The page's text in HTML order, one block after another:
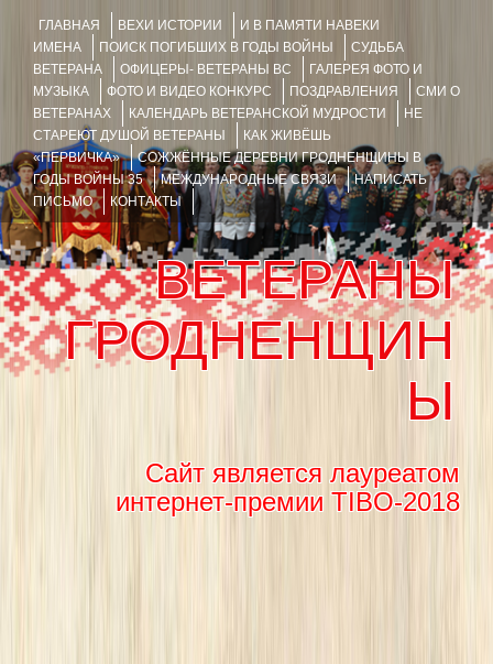
ГЛАВНАЯ ВЕХИ ИСТОРИИ
И В ПАМЯТИ НАВЕКИ
ИМЕНА
ПОИСК ПОГИБШИХ В ГОДЫ ВОЙНЫ
СУДЬБА
ВЕТЕРАНА
ОФИЦЕРЫ- ВЕТЕРАНЫ ВС
ГАЛЕРЕЯ ФОТО И
МУЗЫКА
ФОТО И ВИДЕО КОНКУРС ПОЗДРАВЛЕНИЯ
СМИ О
ВЕТЕРАНАХ
КАЛЕНДАРЬ ВЕТЕРАНСКОЙ МУДРОСТИ
НЕ
СТАРЕЮТ ДУШОЙ ВЕТЕРАНЫ
КАК ЖИВЁШЬ
«ПЕРВИЧКА»
СОЖЖЁННЫЕ ДЕРЕВНИ ГРОДНЕНЩИНЫ В
ГОДЫ ВОЙНЫ 35
МЕЖДУНАРОДНЫЕ СВЯЗИ
НАПИСАТЬ
ПИСЬМО
КОНТАКТЫ
ВЕТЕРАНЫ
ГРОДНЕНЩИН
Ы
Сайт является лауреатом
интернет-премии TIBO-2018